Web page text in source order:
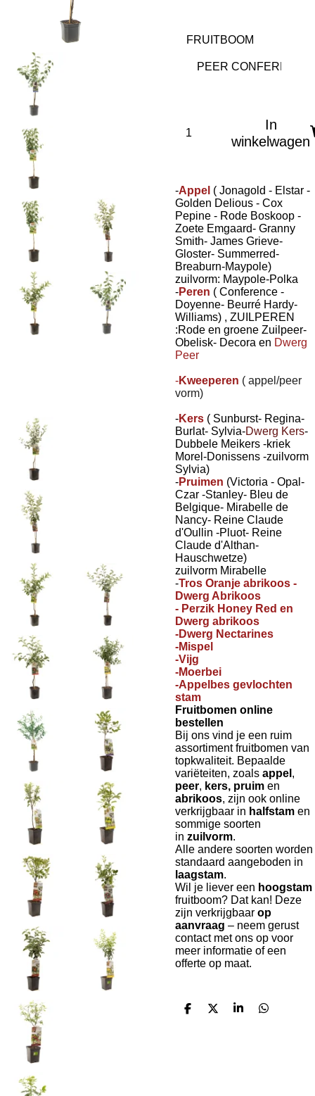
FRUITBOOM
In
winkelwagen
-Appel ( Jonagold - Elstar -
Golden Delious - Cox
Pepine - Rode Boskoop -
Zoete Emgaard- Granny
Smith- James Grieve-
Gloster- Summerred-
Breaburn-Maypole)
zuilvorm: Maypole-Polka
-Peren ( Conference -
Doyenne- Beurré Hardy-
Williams) , ZUILPEREN
:Rode en groene Zuilpeer-
Obelisk- Decora en Dwerg
Peer
-Kweeperen ( appel/peer
vorm)
-Kers ( Sunburst- Regina-
Burlat- Sylvia-Dwerg Kers-
Dubbele Meikers -kriek
Morel-Donissens -zuilvorm
Sylvia)
-Pruimen (Victoria - Opal-
Czar -Stanley- Bleu de
Belgique- Mirabelle de
Nancy- Reine Claude
d'Oullin -Pluot- Reine
Claude d'Althan-
Hauschwetze)
zuilvorm Mirabelle
-Tros Oranje abrikoos -
Dwerg Abrikoos
- Perzik Honey Red en
Dwerg abrikoos
-Dwerg Nectarines
-Mispel
-Vijg
-Moerbei
-Appelbes gevlochten
stam
Fruitbomen online
bestellen
Bij ons vind je een ruim
assortiment fruitbomen van
topkwaliteit. Bepaalde
variëteiten, zoals appel ,
peer, kers, pruim en
abrikoos, zijn ook online
verkrijgbaar in halfstam en
sommige soorten
in zuilvorm.
Alle andere soorten worden
standaard aangeboden in
laagstam.
Wil je liever een hoogstam
fruitboom? Dat kan! Deze
zijn verkrijgbaar op
aanvraag – neem gerust
contact met ons op voor
meer informatie of een
offerte op maat.
D
D
S
D